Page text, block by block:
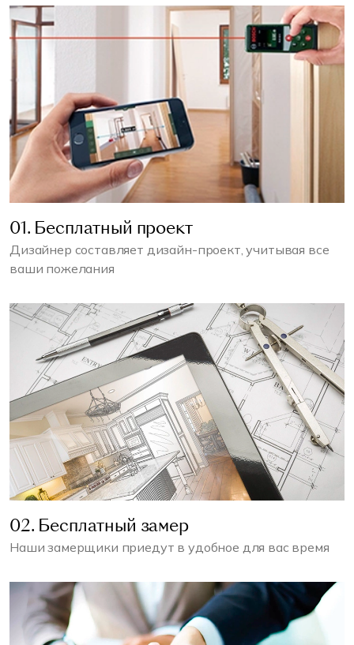
01. Бесплатный проект
Дизайнер составляет дизайн-проект, учитывая все
ваши пожелания
02. Бесплатный замер
Наши замерщики приедут в удобное для вас время